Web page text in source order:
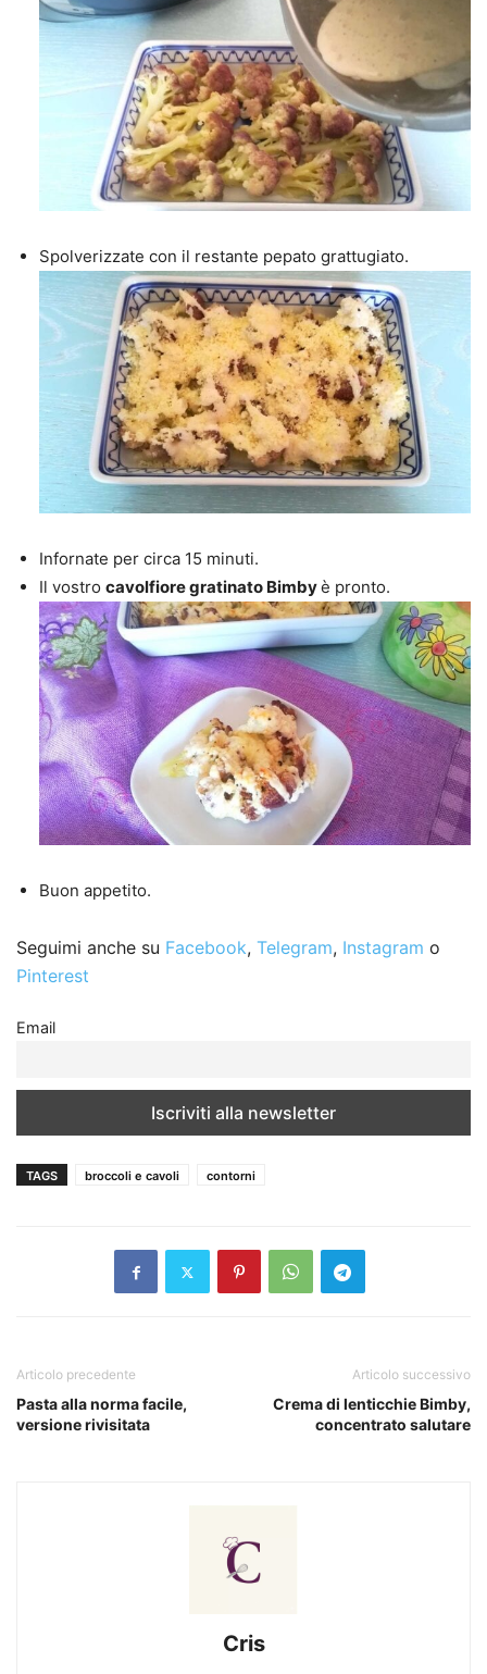
Spolverizzate con il restante pepato grattugiato.
Infornate per circa 15 minuti.
Il vostro cavolfiore gratinato Bimbyè pronto.
Buon appetito.
Seguimi anche su Facebook, Telegram, Instagram o
Pinterest
Email
TAGS broccoli e cavoli contorni
Articolo precedente
Pasta alla norma facile,
versione rivisitata
Articolo successivo
Crema di lenticchie Bimby,
concentrato salutare
Cris